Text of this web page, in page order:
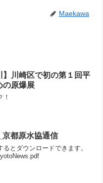
Maekawa
】川崎区で初の第１回平
の原爆展
京都原水協通信
るとダウンロードできます。